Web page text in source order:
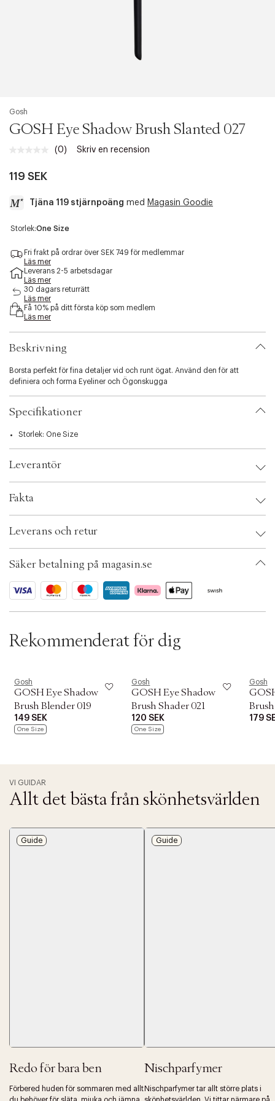
Gosh
GOSH Eye Shadow Brush Slanted 027
Inget
sida.
(0) Skriv en recension
119 SEK
Tjäna 119 stjärnpoäng med Magasin Goodie
a
c
s
b
i
t
.
v
a
r
i
i
o
.
s
l
e
t
i
n
Storlek:One Size
Fri frakt på ordrar över SEK 749 för medlemmar
Läs mer
Leverans 2-5 arbetsdagar
Läs mer
30 dagars returrätt
Läs mer
Få 10% på ditt första köp som medlem
Läs mer
Beskrivning
Borsta perfekt för fina detaljer vid och runt ögat. Använd den för att
definiera och forma Eyeliner och Ögonskugga
Specifikationer
Storlek: One Size
Leverantör
Fakta
EAN: 5711914063252
ID: ABHS68-0008
Leverans och retur
Säker betalning på magasin.se
Rekommenderat för dig
Gosh
GOSH Eye Shadow
Brush Blender 019
149 SEK
One Size
Gosh
GOSH Eye Shadow
Brush Shader 021
120 SEK
One Size
Gosh
Brush
179
VI GUIDAR
Allt det bästa från skönhetsvärlden
Guide
Redo för bara ben
Förbered huden för sommaren med allt
du behöver för släta, mjuka och jämna
Guide
Nischparfymer
Nischparfymer tar allt större plats i
skönhetsvärlden. Vi tittar närmare på